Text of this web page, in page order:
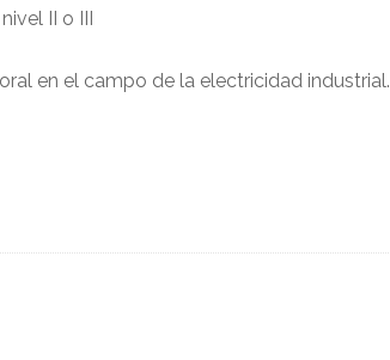
II o III
en el campo de la electricidad industrial.